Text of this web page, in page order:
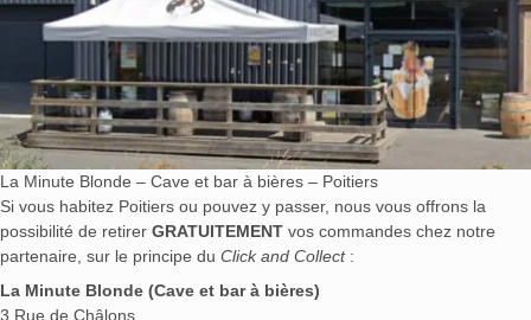
La Minute Blonde – Cave et bar à bières – Poitiers
Si vous habitez Poitiers ou pouvez y passer, nous vous offrons la
possibilité de retirer GRATUITEMENT vos commandes chez notre
partenaire, sur le principe du Click and Collect:
La Minute Blonde (Cave et bar à bières)
3 Rue de Châlons